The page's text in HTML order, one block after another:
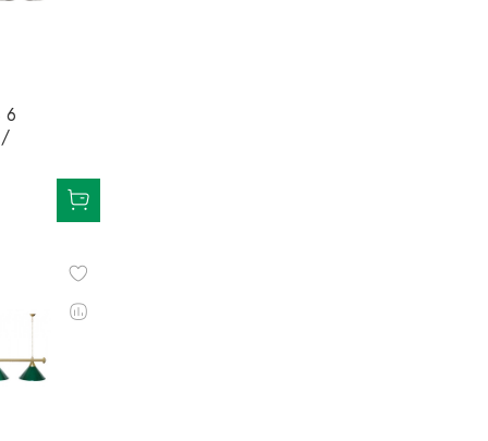
6
/